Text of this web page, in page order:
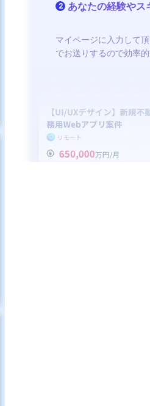
2 あなたの経験やス
マイページに入力して
でお送りするので効率